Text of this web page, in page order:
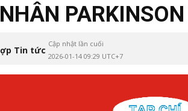
Tin tức
Cập nhật lần cuối
2026-01-14 09:29 UTC+7